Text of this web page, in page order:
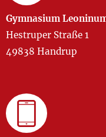
Gymnasium
Hestruper Straße 1
49838 Handrup